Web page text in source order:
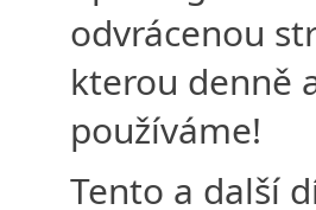
odvrácenou
kterou denně
používáme!
Tento a další